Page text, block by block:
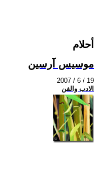
أحلام
موسيس آرسين
2007 / 6 / 19
الادب والفن